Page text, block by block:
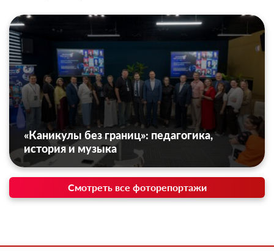
«Каникулы без границ»: педагогика,
история и музыка
Смотреть все фоторепортажи